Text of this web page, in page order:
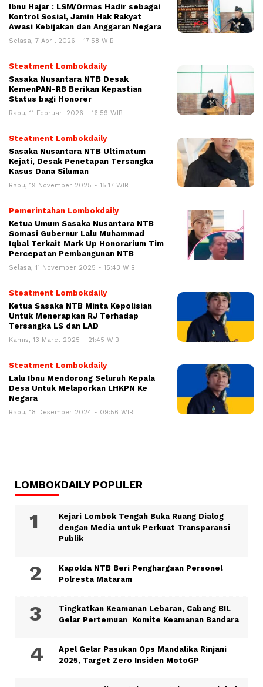
Ibnu Hajar : LSM/Ormas Hadir sebagai
Kontrol Sosial, Jamin Hak Rakyat
Awasi Kebijakan dan Anggaran Negara
Selasa, 7 April 2026 - 17:58 WIB
Steatment Lombokdaily
Sasaka Nusantara NTB Desak
KemenPAN-RB Berikan Kepastian
Status bagi Honorer
Rabu, 11 Februari 2026 - 16:59 WIB
Steatment Lombokdaily
Sasaka Nusantara NTB Ultimatum
Kejati, Desak Penetapan Tersangka
Kasus Dana Siluman
Rabu, 19 November 2025 - 15:17 WIB
Pemerintahan Lombokdaily
Ketua Umum Sasaka Nusantara NTB
Somasi Gubernur Lalu Muhammad
Iqbal Terkait Mark Up Honorarium Tim
Percepatan Pembangunan NTB
Selasa, 11 November 2025 - 15:43 WIB
Steatment Lombokdaily
Ketua Sasaka NTB Minta Kepolisian
Untuk Menerapkan RJ Terhadap
Tersangka LS dan LAD
Kamis, 13 Maret 2025 - 21:45 WIB
Steatment Lombokdaily
Lalu Ibnu Mendorong Seluruh Kepala
Desa Untuk Melaporkan LHKPN Ke
Negara
Rabu, 18 Desember 2024 - 09:56 WIB
LOMBOKDAILY POPULER
Kejari Lombok Tengah Buka Ruang Dialog
dengan Media untuk Perkuat Transparansi
Publik
Kapolda NTB Beri Penghargaan Personel
Polresta Mataram
Tingkatkan Keamanan Lebaran, Cabang BIL
Gelar Pertemuan Komite Keamanan Bandara
Apel Gelar Pasukan Ops Mandalika Rinjani
2025, Target Zero Insiden MotoGP